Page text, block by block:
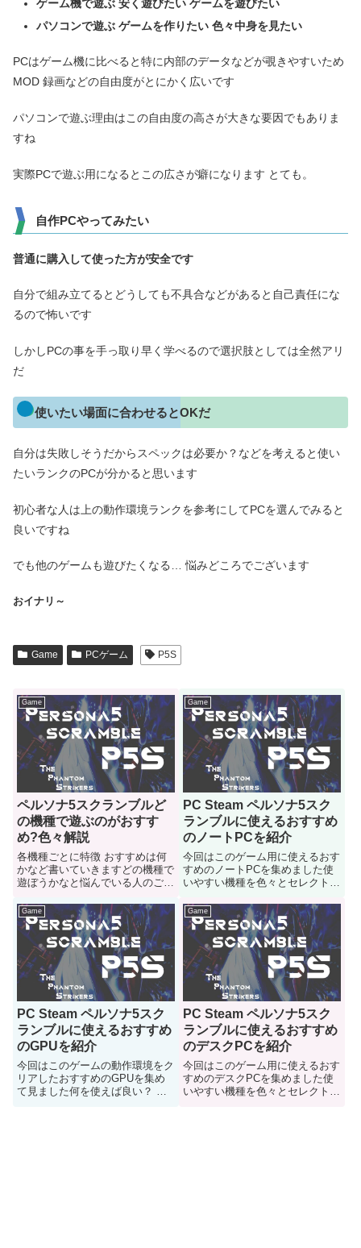
ゲーム機で遊ぶ 安く遊びたい ゲームを遊びたい
パソコンで遊ぶ ゲームを作りたい 色々中身を見たい
PCはゲーム機に比べると特に内部のデータなどが覗きやすいため
MOD 録画などの自由度がとにかく広いです
パソコンで遊ぶ理由はこの自由度の高さが大きな要因でもありま
すね
実際PCで遊ぶ用になるとこの広さが癖になります とても。
自作PCやってみたい
普通に購入して使った方が安全です
自分で組み立てるとどうしても不具合などがあると自己責任にな
るので怖いです
しかしPCの事を手っ取り早く学べるので選択肢としては全然アリ
だ
使いたい場面に合わせるとOKだ
自分は失敗しそうだからスペックは必要か？などを考えると使い
たいランクのPCが分かると思います
初心者な人は上の動作環境ランクを参考にしてPCを選んでみると
良いですね
でも他のゲームも遊びたくなる… 悩みどころでございます
おイナリ～
Game PCゲーム P5S
Game
ペルソナ5スクランブルど
の機種で遊ぶのがおすす
め?色々解説
各機種ごとに特徴 おすすめは何
かなど書いていきますどの機種で
遊ぼうかなと悩んでいる人のご参
Game
PC Steam ペルソナ5スク
ランブルに使えるおすすめ
のノートPCを紹介
今回はこのゲーム用に使えるおす
すめのノートPCを集めました使
いやすい機種を色々とセレクトし
Game
PC Steam ペルソナ5スク
ランブルに使えるおすすめ
のGPUを紹介
今回はこのゲームの動作環境をク
リアしたおすすめのGPUを集め
て見ました何を使えば良い？ 目
Game
PC Steam ペルソナ5スク
ランブルに使えるおすすめ
のデスクPCを紹介
今回はこのゲーム用に使えるおす
すめのデスクPCを集めました使
いやすい機種を色々とセレクトし